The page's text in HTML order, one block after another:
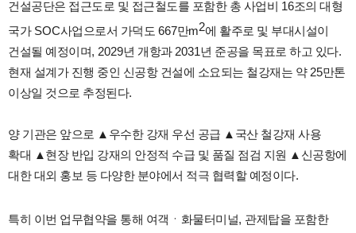
건설공단은 접근도로 및 접근철도를 포함한 총 사업비 16조의 대형
국가 SOC사업으로서 가덕도 667만m2에 활주로 및 부대시설이
건설될 예정이며, 2029년 개항과2031년 준공을 목표로 하고 있다.
현재 설계가 진행 중인 신공항 건설에 소요되는 철강재는 약25만톤
이상일 것으로 추정된다.
양 기관은 앞으로 ▲ 우수한 강재 우선 공급 ▲ 국산 철강재 사용
확대 ▲현장 반입 강재의 안정적 수급 및 품질 점검 지원 ▲ 신공항에
대한 대외 홍보 등 다양한 분야에서 적극 협력할 예정이다.
특히 이번 업무협약을 통해 여객 ㆍ 화물터미널, 관제탑을 포함한